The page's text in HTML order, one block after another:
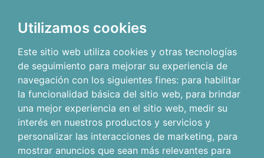
Utilizamos cookies
Este sitio web utiliza cookies y otras tecnologías
de seguimiento para mejorar su experiencia de
navegación con los siguientes fines: para habilitar
la funcionalidad básica del sitio web, para brindar
una mejor experiencia en el sitio web, medir su
interés en nuestros productos y servicios y
personalizar las interacciones de marketing, para
mostrar anuncios que sean más relevantes para